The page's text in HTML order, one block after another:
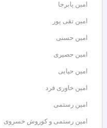
امین پابرجا
امین تقی پور
امین حسنی
امین حصیری
امین حیایی
امین خاوری فرد
امین رستمی
امین رستمی و کوروش خسروی